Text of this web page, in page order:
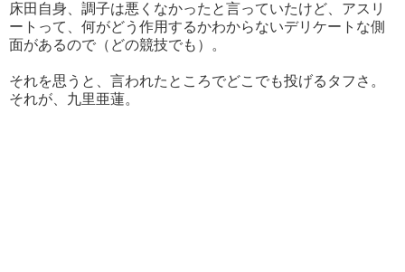
床田自身、調子は悪くなかったと言っていたけど、アスリ
ートって、何がどう作用するかわからないデリケートな側
面があるので（どの競技でも）。
それを思うと、言われたところでどこでも投げるタフさ。
それが、九里亜蓮。